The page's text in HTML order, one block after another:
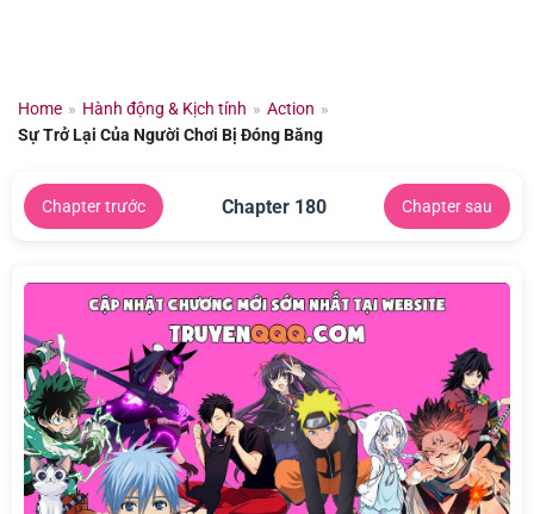
dungHome » Hành động & Kịch tính » Action »
Sự Trở Lại Của Người Chơi Bị Đóng Băng
Chapter trước Chapter 180 Chapter sau